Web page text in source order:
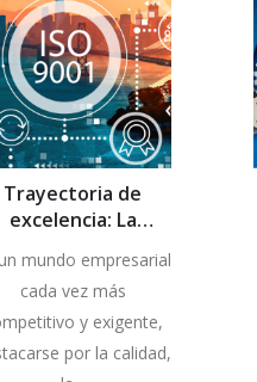
Trayectoria de
excelencia: La
perdura en
Controlpack
mundo empresarial
cada vez más
y exigente,
por la calidad,